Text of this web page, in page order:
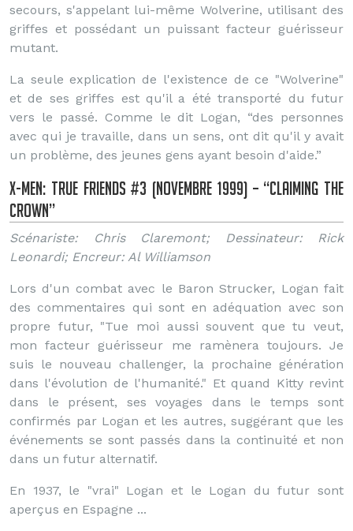
secours, s'appelant lui-même Wolverine, utilisant des
griffes et possédant un puissant facteur guérisseur
mutant.
La seule explication de l'existence de ce "Wolverine"
et de ses griffes est qu'il a été transporté du futur
vers le passé. Comme le dit Logan, “des personnes
avec qui je travaille, dans un sens, ont dit qu'il y avait
un problème, des jeunes gens ayant besoin d'aide.”
X-Men: True Friends #3 (Novembre 1999) – “Claiming the
Crown”
Scénariste: Chris Claremont; Dessinateur: Rick
Leonardi; Encreur: Al Williamson
Lors d'un combat avec le Baron Strucker, Logan fait
des commentaires qui sont en adéquation avec son
propre futur, "Tue moi aussi souvent que tu veut,
mon facteur guérisseur me ramènera toujours. Je
suis le nouveau challenger, la prochaine génération
dans l'évolution de l'humanité." Et quand Kitty revint
dans le présent, ses voyages dans le temps sont
confirmés par Logan et les autres, suggérant que les
événements se sont passés dans la continuité et non
dans un futur alternatif.
En 1937, le "vrai" Logan et le Logan du futur sont
aperçus en Espagne ...